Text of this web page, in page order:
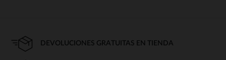
DEVOLUCIONES GRATUITAS EN TIENDA